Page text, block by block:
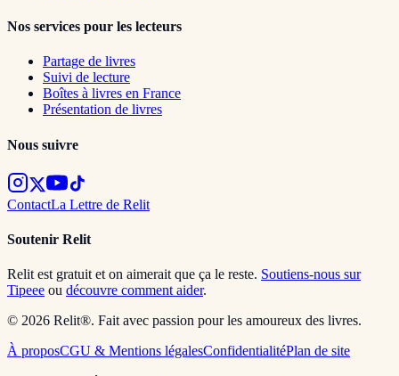
Nos services pour les lecteurs
Partage de livres
Suivi de lecture
Boîtes à livres en France
Présentation de livres
Nous suivre
ContactLa Lettre de Relit
Soutenir Relit
Relit est gratuit et on aimerait que ça le reste. Soutiens-nous sur
Tipeee ou découvre comment aider.
© 2026 Relit®. Fait avec passion pour les amoureux des livres.
À proposCGU & Mentions légalesConfidentialitéPlan de site